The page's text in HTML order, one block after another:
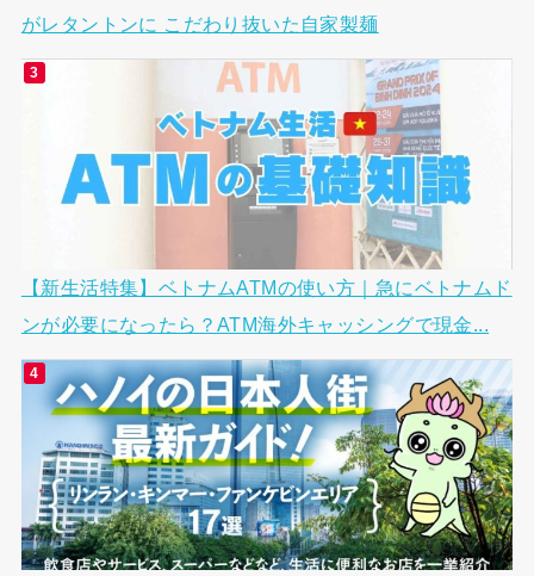
がレタントンに こだわり抜いた自家製麺
【新生活特集】ベトナムATMの使い方｜急にベトナムド
ンが必要になったら？ATM海外キャッシングで現金...